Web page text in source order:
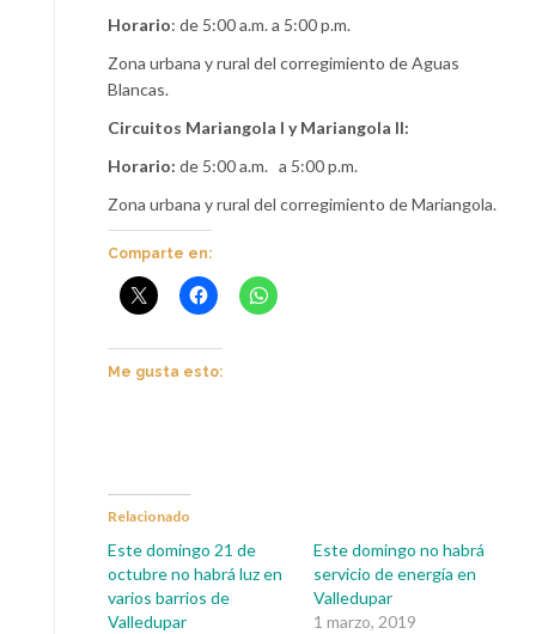
Horario: de 5:00 a.m. a 5:00 p.m.
Zona urbana y rural del corregimiento de Aguas
Blancas.
Circuitos Mariangola I y Mariangola II:
Horario: de 5:00 a.m. a 5:00 p.m.
Zona urbana y rural del corregimiento de Mariangola.
Comparte en:
Me gusta esto:
Relacionado
Este domingo 21 de
octubre no habrá luz en
varios barrios de
Valledupar
Este domingo no habrá
servicio de energía en
Valledupar
1 marzo, 2019